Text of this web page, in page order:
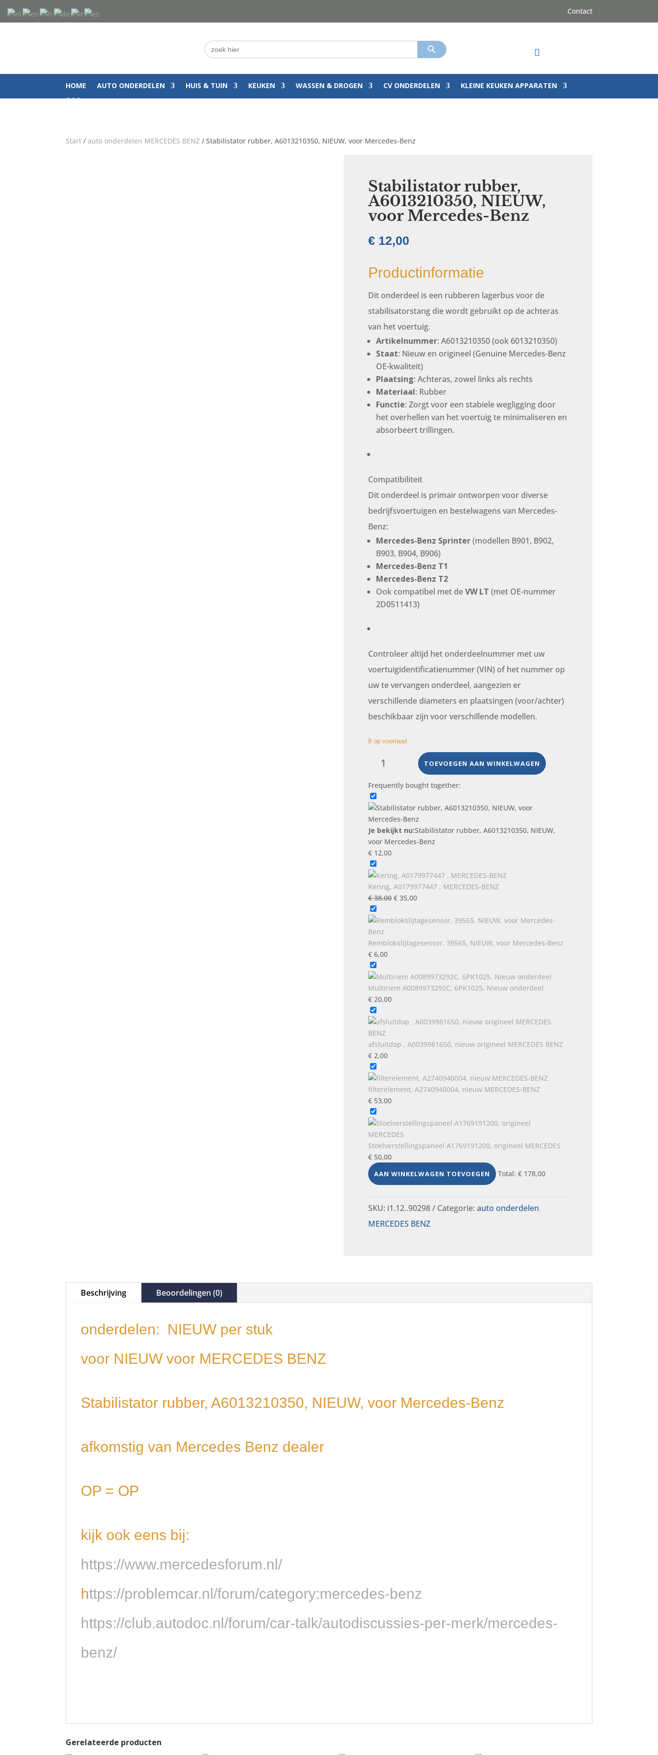
Contact
Zoek
naar:
Zoekknop

HOME AUTO ONDERDELEN HUIS & TUIN KEUKEN WASSEN & DROGEN CV ONDERDELEN
KLEINE KEUKEN APPARATEN
Q&A
Start /auto onderdelen MERCEDES BENZ / Stabilistator rubber, A6013210350, NIEUW, voor Mercedes-Benz
Stabilistator rubber,
A6013210350, NIEUW,
voor Mercedes-Benz
€12,00
Productinformatie
Dit onderdeel is een rubberen lagerbus voor de
stabilisatorstang die wordt gebruikt op de achteras
van het voertuig.
Artikelnummer: A6013210350 (ook 6013210350)
Staat: Nieuw en origineel (Genuine Mercedes-Benz
OE-kwaliteit)
Plaatsing: Achteras, zowel links als rechts
Materiaal: Rubber
Functie: Zorgt voor een stabiele wegligging door
het overhellen van het voertuig te minimaliseren en
absorbeert trillingen.
Compatibiliteit
Dit onderdeel is primair ontworpen voor diverse
bedrijfsvoertuigen en bestelwagens van Mercedes-
Benz:
Mercedes-Benz Sprinter(modellen B901, B902,
B903, B904, B906)
Mercedes-Benz T1
Mercedes-Benz T2
Ook compatibel met deVW LT (met OE-nummer
2D0511413)
Controleer altijd het onderdeelnummer met uw
voertuigidentificatienummer (VIN) of het nummer op
uw te vervangen onderdeel, aangezien er
verschillende diameters en plaatsingen (voor/achter)
beschikbaar zijn voor verschillende modellen.
8 op voorraad
rubber,
NIEUW,
voor
Mercedes-
Benz
aantal
TOEVOEGEN AAN WINKELWAGEN
Frequently bought together:
Je bekijkt nu:Stabilistator rubber, A6013210350, NIEUW,
voor Mercedes-Benz
€12,00
Kering, A0179977447 , MERCEDES-BENZ
€38,00 Oorspronkelijke
was:
€35,00Huidige
is:
Remblokslijtagesensor, 39565, NIEUW, voor Mercedes-Benz
€6,00
Multiriem A0089973292C, 6PK1025, Nieuw onderdeel
€20,00
afsluitdop , A0039981650, nieuw origineel MERCEDES BENZ
€2,00
filterelement, A2740940004, nieuw MERCEDES-BENZ
€53,00
Stoelverstellingspaneel A1769191200, origineel MERCEDES
€50,00
AAN WINKELWAGEN TOEVOEGEN Total: €178,00
SKU: i1.12..90298 Categorie: auto onderdelen
MERCEDES BENZ
Beschrijving Beoordelingen (0)
onderdelen: NIEUW per stuk
voor NIEUW voor MERCEDES BENZ
Stabilistator rubber, A6013210350, NIEUW, voor Mercedes-Benz
afkomstig van Mercedes Benz dealer
OP = OP
kijk ook eens bij:
https://www.mercedesforum.nl/
https://problemcar.nl/forum/category:mercedes-benz
https://club.autodoc.nl/forum/car-talk/autodiscussies-per-merk/mercedes-
benz/
Gerelateerde producten